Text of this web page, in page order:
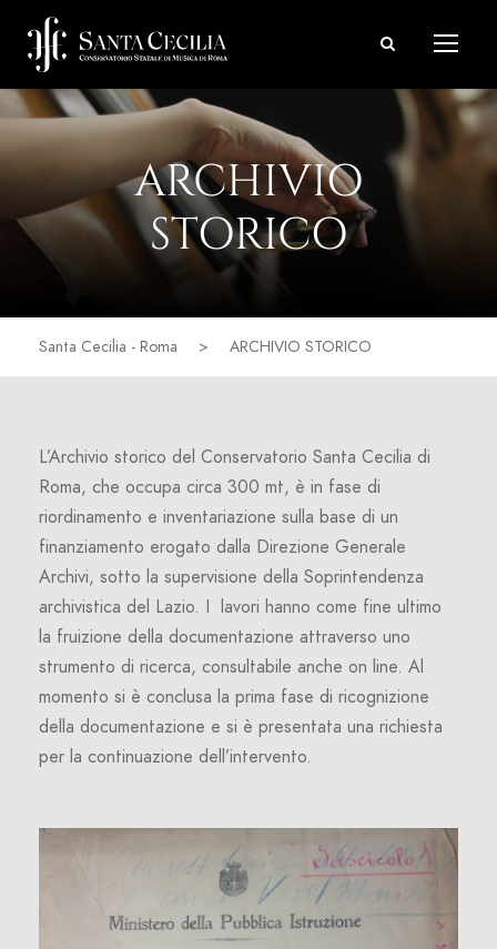
ARCHIVIO
STORICO
Santa Cecilia - Roma > ARCHIVIO STORICO
L’Archivio storico del Conservatorio Santa Cecilia di
Roma, che occupa circa 300 mt, è in fase di
riordinamento e inventariazione sulla base di un
finanziamento erogato dalla Direzione Generale
Archivi, sotto la supervisione della Soprintendenza
archivistica del Lazio. I lavori hanno come fine ultimo
la fruizione della documentazione attraverso uno
strumento di ricerca, consultabile anche on line. Al
momento si è conclusa la prima fase di ricognizione
della documentazione e si è presentata una richiesta
per la continuazione dell’intervento.